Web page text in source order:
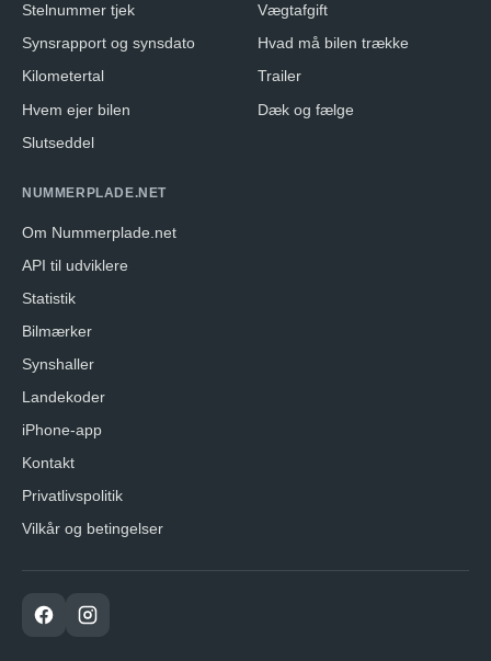
Stelnummer tjek
Synsrapport og synsdato
Kilometertal
Hvem ejer bilen
Slutseddel
Vægtafgift
Hvad må bilen trække
Trailer
Dæk og fælge
NUMMERPLADE.NET
Om Nummerplade.net
API til udviklere
Statistik
Bilmærker
Synshaller
Landekoder
iPhone-app
Kontakt
Privatlivspolitik
Vilkår og betingelser